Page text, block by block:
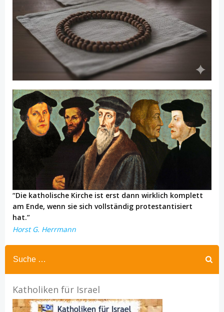
“Die katholische Kirche ist erst dann wirklich komplett
am Ende, wenn sie sich vollständig protestantisiert
hat.”
Horst G. Herrmann
Katholiken für Israel